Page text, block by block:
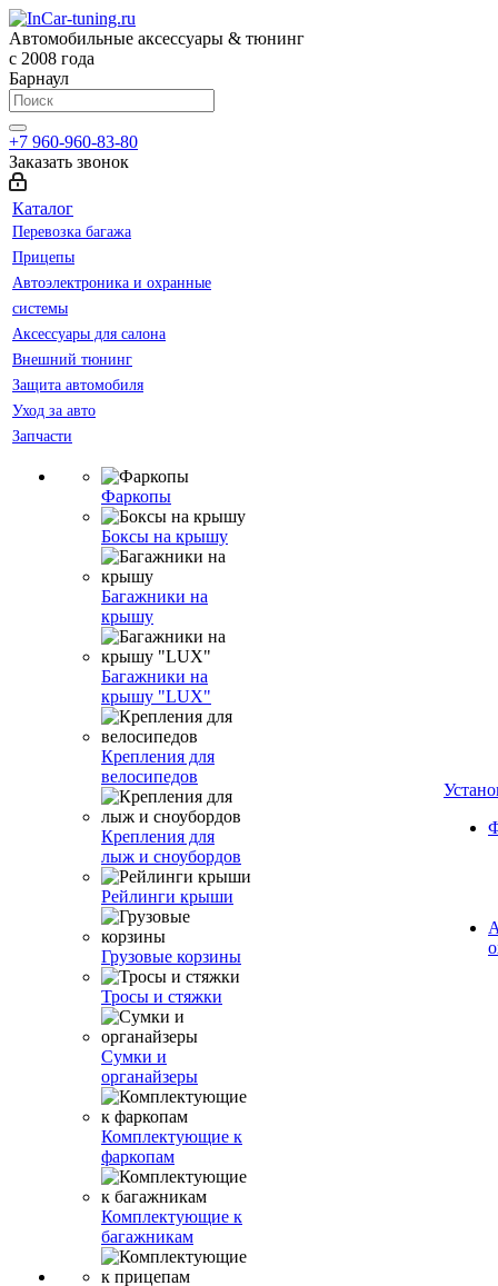
Автомобильные аксессуары & тюнинг
с 2008 года
Барнаул
+7 960-960-83-80
Заказать звонок
Каталог
Перевозка багажа
Прицепы
Автоэлектроника и охранные
системы
Аксессуары для салона
Внешний тюнинг
Защита автомобиля
Уход за авто
Запчасти
Фаркопы
Боксы на крышу
Багажники на
крышу
Багажники на
крышу "LUX"
Крепления для
велосипедов
Крепления для
лыж и сноубордов
Рейлинги крыши
Грузовые корзины
Тросы и стяжки
Сумки и
органайзеры
Комплектующие к
фаркопам
Комплектующие к
багажникам